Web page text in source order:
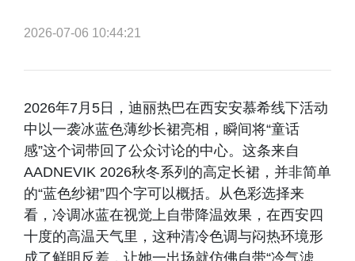
2026-07-06 10:44:21
2026年7月5日，迪丽热巴在西安安慕希线下活动
中以一袭冰蓝色薄纱长裙亮相，瞬间将“童话
感”这个词带回了公众讨论的中心。这条来自
AADNEVIK 2026秋冬系列的高定长裙，并非简单
的“蓝色纱裙”四个字可以概括。从色彩选择来
看，冷调冰蓝在视觉上自带降温效果，在西安四
十度的高温天气里，这种清冷色调与闷热环境形
成了鲜明反差，让她一出场就仿佛自带“冷气滤